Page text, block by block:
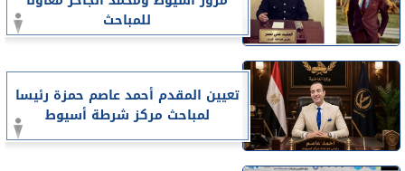
للمباحث
تعيين المقدم أحمد عاصم حمزة رئيسا
لمباحث مركز شرطة أسيوط